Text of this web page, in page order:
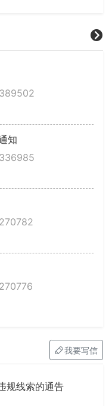
知
我要写信
规线索的通告